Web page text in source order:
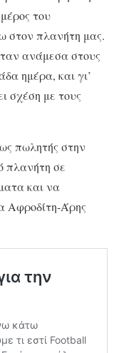
του
στον πλανήτη μας.
ανάμεσα στους
ημέρα, και γι’
σχέση με τους
πωλητής στην
πλανήτη σε
και να
Αφροδίτη-Άρης